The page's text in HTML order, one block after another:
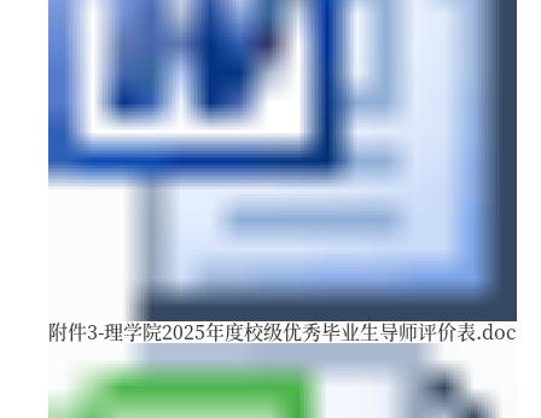
附件3-理学院2025年度校级优秀毕业生导师评价表.doc